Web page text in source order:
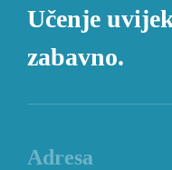
Učenje
zabavno.
Adresa